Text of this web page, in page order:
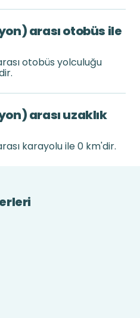
arası otobüs ile
otobüs yolculuğu
arası uzaklık
karayolu ile 0 km'dir.